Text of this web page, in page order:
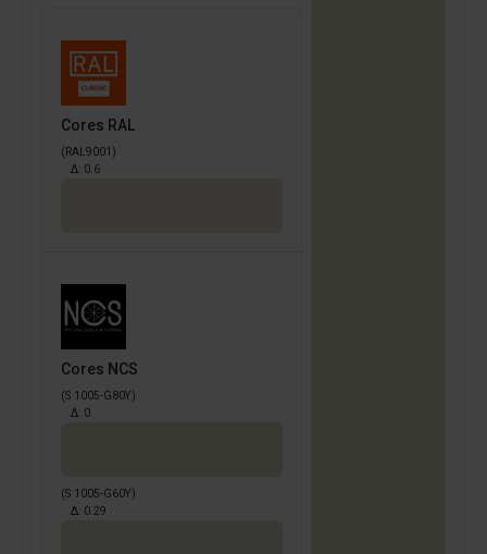
Cores RAL
(RAL9001)
Δ: 0.6
Cores NCS
(S 1005-G80Y)
Δ: 0
(S 1005-G60Y)
Δ: 0.29